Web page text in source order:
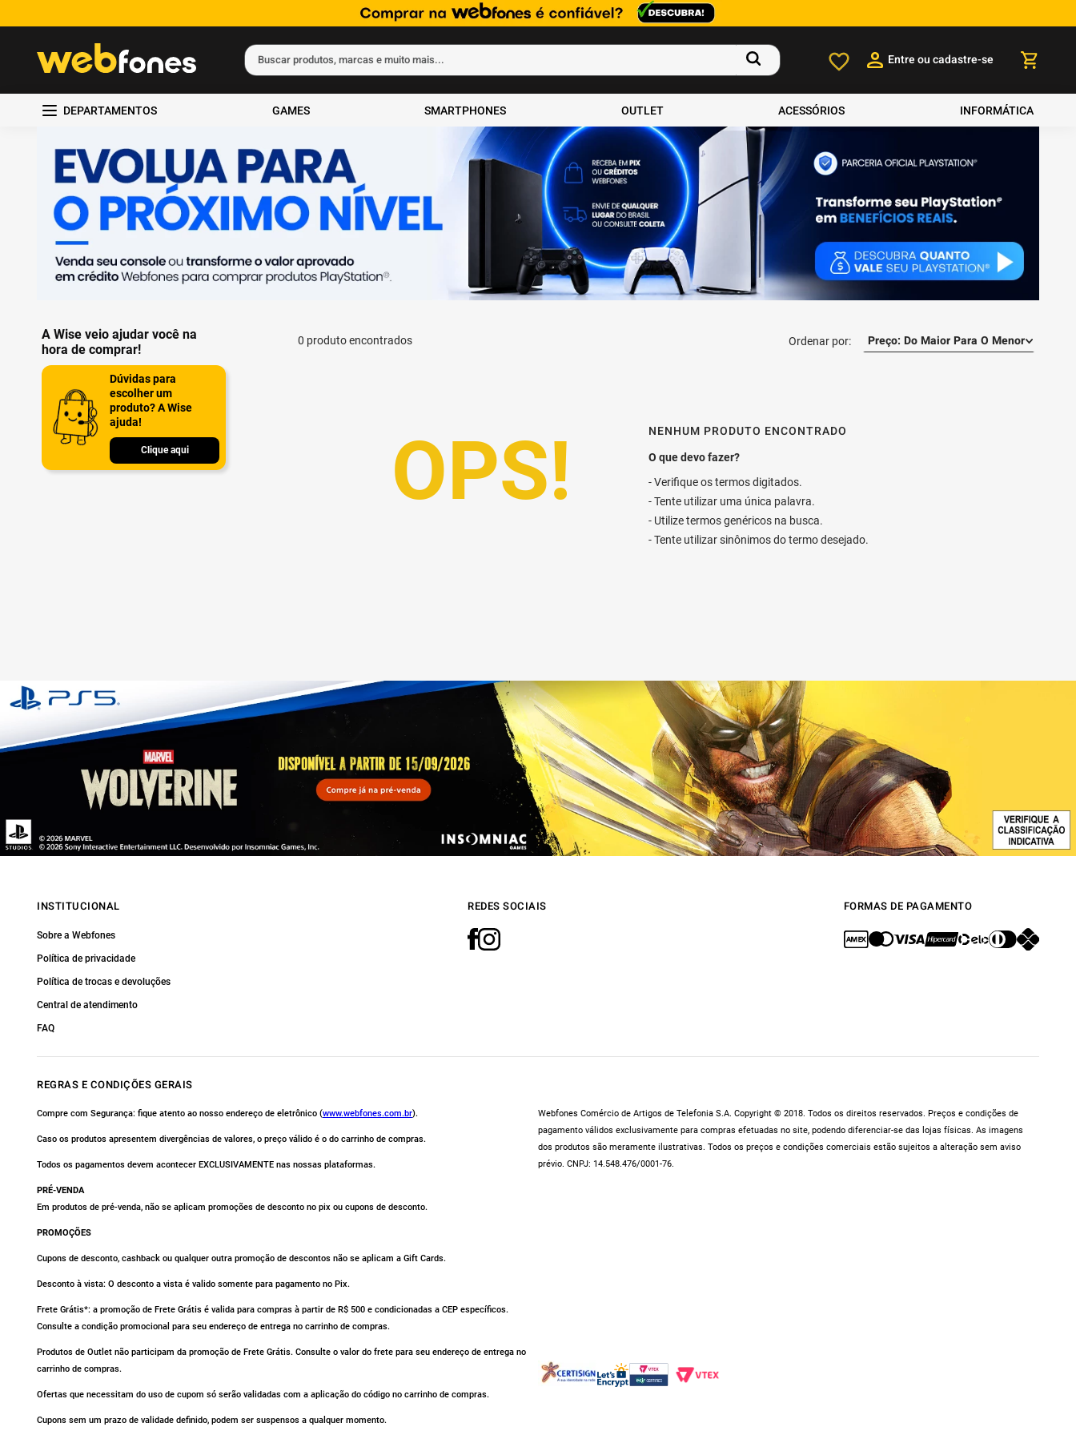
Buscar produtos, marcas e muito mais...
Entre ou cadastre-se
DEPARTAMENTOS GAMES SMARTPHONES OUTLET ACESSÓRIOS INFORMÁTICA
A Wise veio ajudar você na
hora de comprar!
Dúvidas para
escolher um
produto? A Wise
ajuda!
Clique aqui
0 produto Preço: Do Maior Para O Menor
NENHUM PRODUTO ENCONTRADO
Verifique os termos digitados.
Tente utilizar uma única palavra.
Utilize termos genéricos na busca.
Tente utilizar sinônimos do termo desejado.
INSTITUCIONAL
Sobre a Webfones
Política de privacidade
Política de trocas e devoluções
Central de atendimento
FAQ
REDES SOCIAIS FORMAS DE PAGAMENTO
REGRAS E CONDIÇÕES GERAIS
Compre com Segurança: fique atento ao nosso endereço de eletrônico (www.webfones.com.br).
Caso os produtos apresentem divergências de valores, o preço válido é o do carrinho de compras.
Todos os pagamentos devem acontecer EXCLUSIVAMENTE nas nossas plataformas.
PRÉ-VENDA
Em produtos de pré-venda, não se aplicam promoções de desconto no pix ou cupons de desconto.
PROMOÇÕES
Cupons de desconto, cashback ou qualquer outra promoção de descontos não se aplicam a Gift Cards.
Desconto à vista: O desconto a vista é valido somente para pagamento no Pix.
Frete Grátis*: a promoção de Frete Grátis é valida para compras à partir de R$ 500 e condicionadas a CEP específicos.
Consulte a condição promocional para seu endereço de entrega no carrinho de compras.
Produtos de Outlet não participam da promoção de Frete Grátis. Consulte o valor do frete para seu endereço de entrega no
carrinho de compras.
Ofertas que necessitam do uso de cupom só serão validadas com a aplicação do código no carrinho de compras.
Cupons sem um prazo de validade definido, podem ser suspensos a qualquer momento.
Webfones Comércio de Artigos de Telefonia S.A. Copyright © 2018. Todos os direitos reservados. Preços e condições de
pagamento válidos exclusivamente para compras efetuadas no site, podendo diferenciar-se das lojas físicas. As imagens
dos produtos são meramente ilustrativas. Todos os preços e condições comerciais estão sujeitos a alteração sem aviso
prévio. CNPJ: 14.548.476/0001-76.
Termos mais buscados
2 º
gift card
3º
ps4
4
smartphone
5º notebook